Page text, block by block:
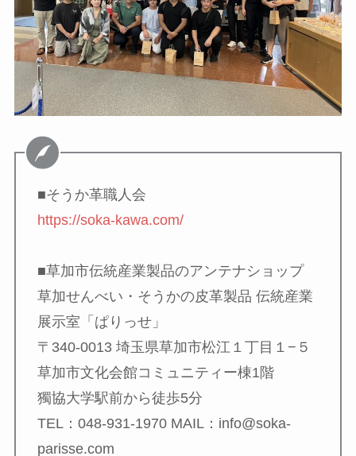
■そうか革職人会
https://soka-kawa.com/
■草加市伝統産業製品のアンテナショップ
草加せんべい・そうかの皮革製品 伝統産業
展示室「ぱりっせ」
〒340-0013 埼玉県草加市松江１丁目１−５
草加市文化会館コミュニティー棟1階
獨協大学駅前から徒歩5分
TEL：048-931-1970 MAIL：info@soka-
parisse.com